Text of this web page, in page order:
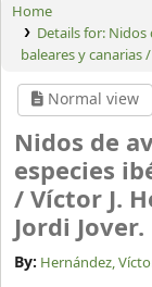
Home
Details for: Nidos
baleares y canarias /
Normal view
Nidos de
especies
/Víctor J.
Jordi Jover.
By: Hernández,